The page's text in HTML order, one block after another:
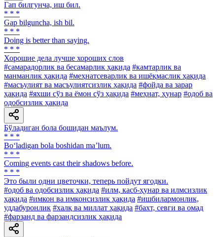
Гап билгунча, иш бил.
* * *
Gap bilguncha, ish bil.
* * *
Doing is better than saying.
* * *
Хорошие дела лучше хороших слов
#самарадорлик ва бесамарлик ҳақида #камтарлик ва
манманлик ҳақида #меҳнатсеварлик ва ишёқмаслик ҳақида
#масъулият ва масъулиятсизлик ҳақида #фойда ва зарар
ҳақида #яхши сўз ва ёмон сўз ҳақида #меҳнат, ҳунар #одоб ва
одобсизлик ҳақида
Бўладиган бола бошидан маълум.
* * *
Bo‘ladigan bola boshidan ma’lum.
* * *
Coming events cast their shadows before.
* * *
Это были одни цветочки, теперь пойдут ягодки.
#одоб ва одобсизлик ҳақида #илм, касб-ҳунар ва илмсизлик
ҳақида #имкон ва имконсизлик ҳақида #ишбилармонлик,
уддабуронлик #халқ ва миллат ҳақида #бахт, севги ва омад
#фарзанд ва фарзандсизлик ҳақида